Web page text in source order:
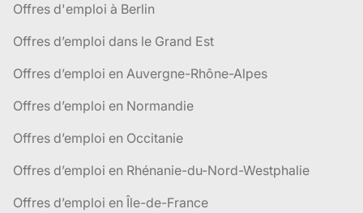
Offres d'emploi à Berlin
Offres d’emploi dans le Grand Est
Offres d’emploi en Auvergne-Rhône-Alpes
Offres d’emploi en Normandie
Offres d’emploi en Occitanie
Offres d’emploi en Rhénanie-du-Nord-Westphalie
Offres d’emploi en Île-de-France